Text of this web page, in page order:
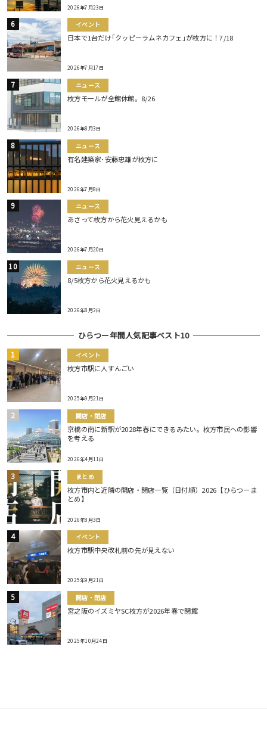
2026年7月23日
イベント
日本で1台だけ｢クッピーラムネカフェ｣が枚方に！7/18
2026年7月17日
ニュース
枚方モールが全館休館。8/26
2026年8月3日
ニュース
有名建築家･安藤忠雄が枚方に
2026年7月8日
ニュース
あさって枚方から花火見えるかも
2026年7月20日
ニュース
8/5枚方から花火見えるかも
2026年8月2日
ひらつー年間人気記事ベスト10
イベント
枚方市駅に人すんごい
2025年9月21日
開店・閉店
京橋の南に新駅が2028年春にできるみたい。枚方市民への影響
を考える
2026年4月11日
まとめ
枚方市内と近隣の開店・閉店一覧（日付順）2026【ひらつーま
とめ】
2026年8月3日
イベント
枚方市駅中央改札前の先が見えない
2025年9月21日
開店・閉店
宮之阪のイズミヤSC枚方が2026年春で閉館
2025年10月24日